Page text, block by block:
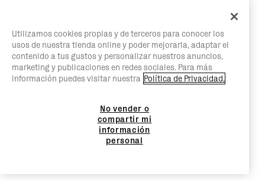
Utilizamos cookies propias y de terceros para conocer los
usos de nuestra tienda online y poder mejorarla, adaptar el
contenido a tus gustos y personalizar nuestros anuncios,
marketing y publicaciones en redes sociales. Para más
información puedes visitar nuestra Política de Privacidad.
No vender o
compartir mi
información
personal